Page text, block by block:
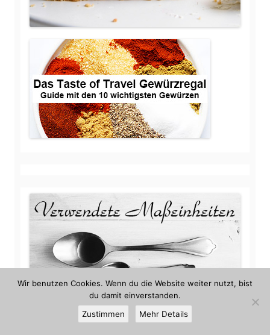
Wir benutzen Cookies. Wenn du die Website weiter nutzt, bist
du damit einverstanden.
Zustimmen
Mehr Details